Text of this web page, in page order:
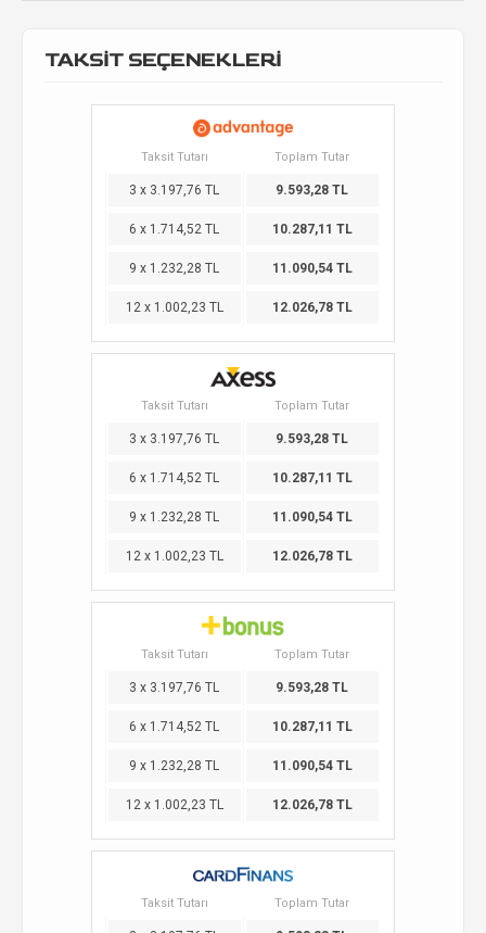
TAKSİT SEÇENEKLERİ
Taksit Tutarı Toplam Tutar
3 x 3.197,76 TL 9.593,28 TL
6 x 1.714,52 TL 10.287,11 TL
9 x 1.232,28 TL 11.090,54 TL
12 x 1.002,23 TL 12.026,78 TL
Taksit Tutarı Toplam Tutar
3 x 3.197,76 TL 9.593,28 TL
6 x 1.714,52 TL 10.287,11 TL
9 x 1.232,28 TL 11.090,54 TL
12 x 1.002,23 TL 12.026,78 TL
Taksit Tutarı Toplam Tutar
3 x 3.197,76 TL 9.593,28 TL
6 x 1.714,52 TL 10.287,11 TL
9 x 1.232,28 TL 11.090,54 TL
12 x 1.002,23 TL 12.026,78 TL
Taksit Tutarı Toplam Tutar